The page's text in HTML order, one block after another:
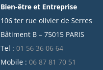
Bien-être et Entreprise
106 ter rue olivier de Serres
Bâtiment B – 75015 PARIS
Tel : 01 56 36 06 64
Mobile : 06 87 81 70 51